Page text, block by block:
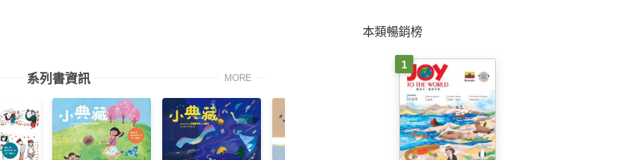
系列書資訊 MORE
本類暢銷榜
1